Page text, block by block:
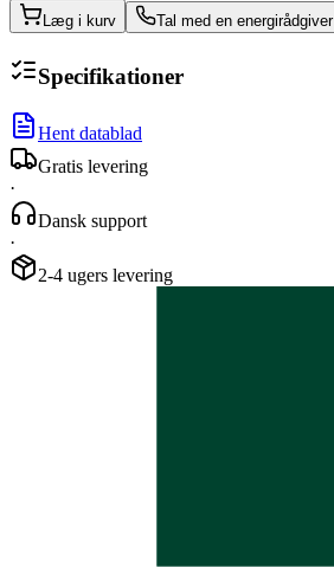
Læg i kurv
Tal med en energirådgiver
Specifikationer
Hent datablad
Gratis levering
·
Dansk support
·
2-4 ugers levering